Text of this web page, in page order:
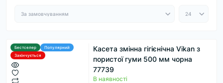
Бестселер
Популярний
Закінчується
Касета змінна гігієнічна Vikan з
пористої гуми 500 мм чорна
77739
В наявності